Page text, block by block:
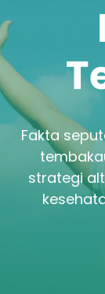
Fakta
strategi